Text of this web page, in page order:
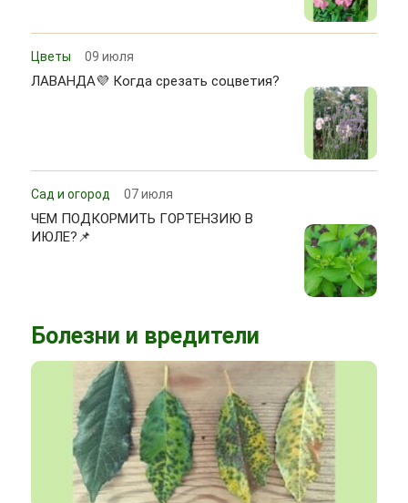
Цветы 09 июля
ЛАВАНДА💜 Когда срезать соцветия?
Сад и огород 07 июля
ЧЕМ ПОДКОРМИТЬ ГОРТЕНЗИЮ В
ИЮЛЕ?📌
Болезни и вредители